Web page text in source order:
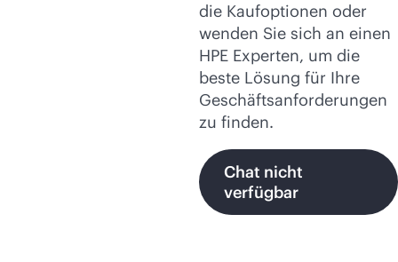
die Kaufoptionen oder
wenden Sie sich an einen
HPE Experten, um die
beste Lösung für Ihre
Geschäftsanforderungen
zu finden.
Chat nicht
verfügbar